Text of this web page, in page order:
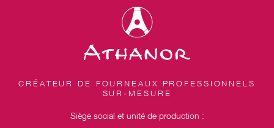
CRÉATEUR DE FOURNEAUX PROFESSIONNELS
SUR-MESURE
Siège social et unité de production :